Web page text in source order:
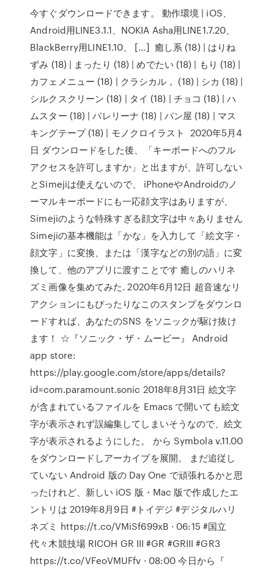
今すぐダウンロードできます。 動作環境 | iOS、
Android用LINE3.1.1、NOKIA Asha用LINE1.7.20、
BlackBerry用LINE1.10、 […] 癒し系 (18) | はりね
ずみ (18) | まったり (18) | めでたい (18) | もり (18) |
カフェメニュー (18) | クラシカル， (18) | シカ (18) |
シルクスクリーン (18) | タイ (18) | チョコ (18) | ハ
ムスター (18) | バレリーナ (18) | パン屋 (18) | マス
キングテープ (18) | モノクロイラスト 2020年5月4
日 ダウンロードをした後、「キーボードへのフル
アクセスを許可しますか」と出ますが、許可しない
とSimejiは使えないので、 iPhoneやAndroidのノ
ーマルキーボードにも一応顔文字はありますが、
Simejiのような特殊すぎる顔文字は中々ありません
Simejiの基本機能は「かな」を入力して「絵文字・
顔文字」に変換、または「漢字などの別の語」に変
換して、他のアプリに渡すことです 癒しのハリネ
ズミ画像を集めてみた. 2020年6月12日 超音速なリ
アクションにもぴったりなこのスタンプをダウンロ
ードすれば、あなたのSNS をソニックが駆け抜け
ます！ ☆『ソニック・ザ・ムービー』 Android
app store:
https://play.google.com/store/apps/details?
id=com.paramount.sonic 2018年8月31日 絵文字
が含まれているファイルを Emacs で開いても絵文
字が表示されず誤編集してしまいそうなので、絵文
字が表示されるようにした。 から Symbola v.11.00
をダウンロードしアーカイブを展開。 まだ追従し
ていない Android 版の Day One で頑張れるかと思
ったけれど、新しい iOS 版・Mac 版で作成したエ
ントリは 2019年8月9日 #トイデジ #デジタルハリ
ネズミ https://t.co/VMiSf699xB · 06:15 #国立
代々木競技場 RICOH GR III #GR #GRIII #GR3
https://t.co/VFeoVMUFfv · 08:00 今日から『